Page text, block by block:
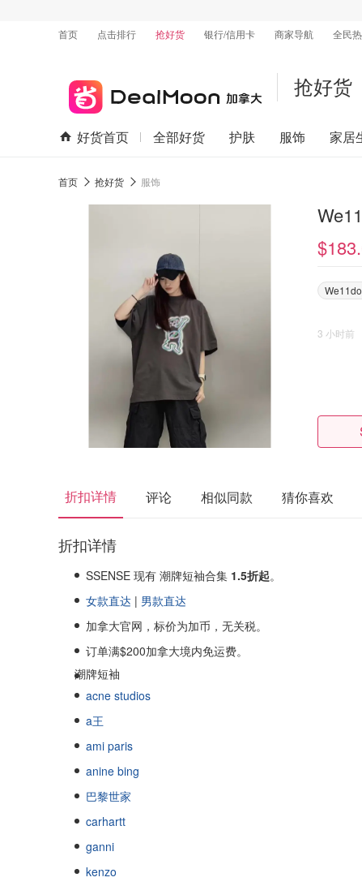
首页
点击排行 抢好货 银行/信用卡 商家导航 全民
抢好货
好货首页 全部好货 护肤 服饰 家居
首页 抢好货 服饰
3 小时前
折扣详情 评论 相似同款 猜你喜欢
折扣详情
SSENSE 现有 潮牌短袖合集 1.5折起。
女款直达 | 男款直达
加拿大官网，标价为加币，无关税。
订单满$200加拿大境内免运费。
潮牌短袖
acne studios
a王
ami paris
anine bing
巴黎世家
carhartt
ganni
kenzo